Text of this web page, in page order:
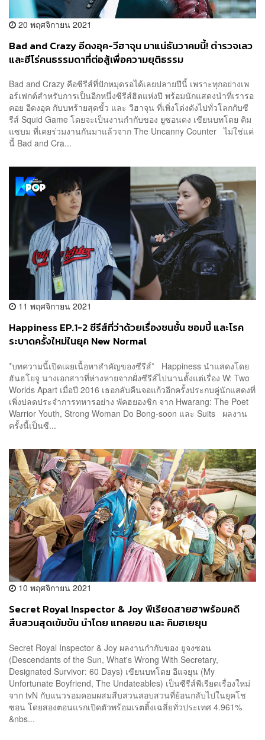
20 พฤศจิกายน 2021
Bad and Crazy อีดงอุค-วีฮาจุน มาแน่ธันวาคมนี้! ตำรวจเลว
และฮีโร่คนธรรมดาที่ต่อสู้เพื่อความยุติธรรม
Bad and Crazy คือซีรีส์ที่ปักหมุดรอได้เลยปลายปีนี้ เพราะทุกอย่างเพ
อร์เฟกต์สำหรับการเป็นอีกหนึ่งซีรีส์ฮิตแห่งปี พร้อมนักแสดงนำที่เรารอ
คอย อีดงอุค กับบทร้ายสุดขั้ว และ วีฮาจุน ที่เพิ่งโด่งดังไปทั่วโลกกับซี
รีส์ Squid Game โดยจะเป็นงานกำกับของ ยูซอนดง เขียนบทโดย คิม
แซบม ที่เคยร่วมงานกันมาแล้วจาก The Uncanny Counter ไม่ใช่แค่
นี้ Bad and Cra...
11 พฤศจิกายน 2021
Happiness EP.1-2 ซีรีส์ที่ว่าด้วยเรื่องชนชั้น ซอมบี้ และโรค
ระบาดครั้งใหม่ในยุค New Normal
*บทความนี้เปิดเผยเนื้อหาสำคัญของซีรีส์* Happiness นำแสดงโดย
ฮันฮโยจู นางเอกสาวที่ห่างหายจากฝั่งซีรีส์ไปนานตั้งแต่เรื่อง W: Two
Worlds Apart เมื่อปี 2016 เธอกลับคืนจอแก้วอีกครั้งประกบคู่นักแสดงที่
เพิ่งปลดประจำการทหารอย่าง พัคฮยองชิก จาก Hwarang: The Poet
Warrior Youth, Strong Woman Do Bong-soon และ Suits ผลงาน
ครั้งนี้เป็นซี...
10 พฤศจิกายน 2021
Secret Royal Inspector & Joy พีเรียดสายฮาพร้อมคดี
สืบสวนสุดเข้มข้น นำโดย แทคยอน และ คิมฮเยยุน
Secret Royal Inspector & Joy ผลงานกำกับของ ยูจงซอน
(Descendants of the Sun, What's Wrong With Secretary,
Designated Survivor: 60 Days) เขียนบทโดย อีแจยุน (My
Unfortunate Boyfriend, The Undateables) เป็นซีรีส์พีเรียดเรื่องใหม่
จาก tvN กับแนวรอมคอมผสมสืบสวนสอบสวนที่ย้อนกลับไปในยุคโช
ซอน โดยสองตอนแรกเปิดตัวพร้อมเรตติ้งเฉลี่ยทั่วประเทศ 4.961%
&nbs...